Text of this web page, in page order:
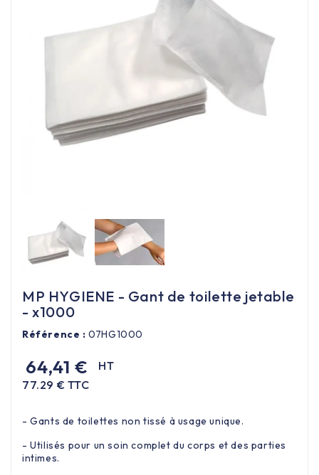

PROMOTION
MP HYGIENE - Gant de toilette jetable
- x1000
Référence : 07HG1000
64,41 €
HT
77.29 € TTC
- Gants de toilettes non tissé à usage unique.
- Utilisés pour un soin complet du corps et des parties
intimes.